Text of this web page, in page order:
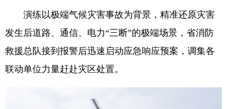
演练以极端气候灾害事故为背景，精准还原灾害
发生后道路、通信、电力“三断”的极端场景，省消防
救援总队接到报警后迅速启动应急响应预案，调集各
联动单位力量赶赴灾区处置。